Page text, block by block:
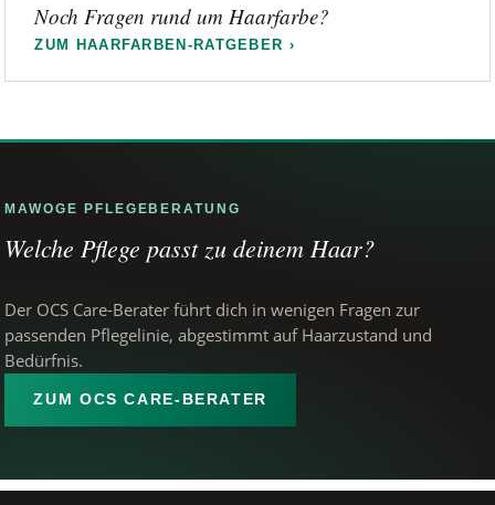
Noch Fragen rund um Haarfarbe?
ZUM HAARFARBEN-RATGEBER ›
MAWOGE PFLEGEBERATUNG
Welche Pflege passt zu deinem Haar?
Der OCS Care-Berater führt dich in wenigen Fragen zur
passenden Pflegelinie, abgestimmt auf Haarzustand und
Bedürfnis.
ZUM OCS CARE-BERATER